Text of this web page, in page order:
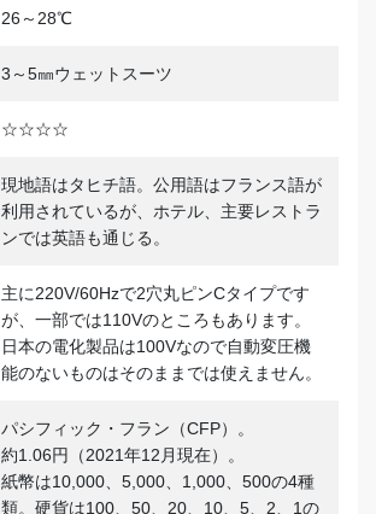
26～28℃
3～5㎜ウェットスーツ
☆☆☆☆
現地語はタヒチ語。公用語はフランス語が
利用されているが、ホテル、主要レストラ
ンでは英語も通じる。
主に220V/60Hzで2穴丸ピンCタイプです
が、一部では110Vのところもあります。
日本の電化製品は100Vなので自動変圧機
能のないものはそのままでは使えません。
パシフィック・フラン（CFP）。
約1.06円（2021年12月現在）。
紙幣は10,000、5,000、1,000、500の4種
類。硬貨は100、50、20、10、5、2、1の